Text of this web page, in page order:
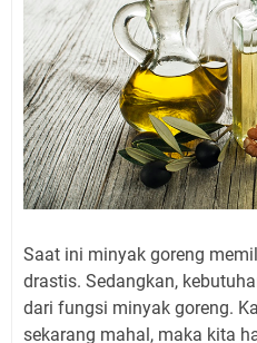
Saat ini minyak goreng
drastis. Sedangkan,
dari fungsi minyak goreng.
sekarang mahal, maka kita